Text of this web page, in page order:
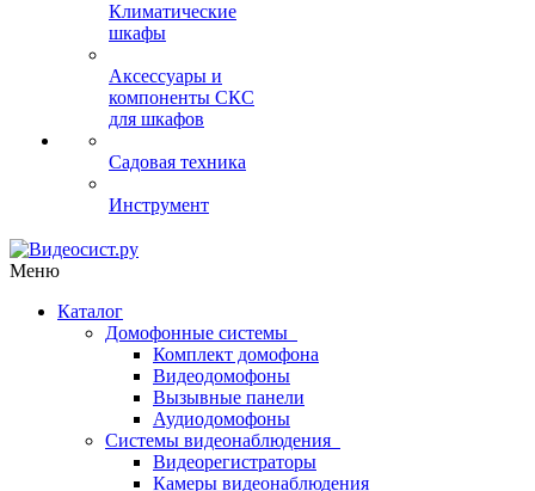
Климатические
шкафы
Аксессуары и
компоненты СКС
для шкафов
Садовая техника
Инструмент
Меню
Каталог
Домофонные системы
Комплект домофона
Видеодомофоны
Вызывные панели
Аудиодомофоны
Системы видеонаблюдения
Видеорегистраторы
Камеры видеонаблюдения